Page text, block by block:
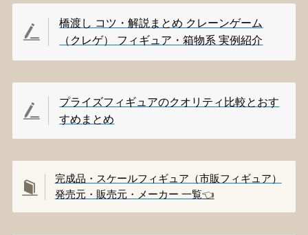
橋渡し コツ・解説まとめ クレーンゲーム
（クレゲ） フィギュア・箱物系 実例紹介
プライズフィギュアのクオリティ比較とおす
すめまとめ
完成品・スケールフィギュア（市販フィギュア）
発売元・販売元・メーカー 一覧👈️